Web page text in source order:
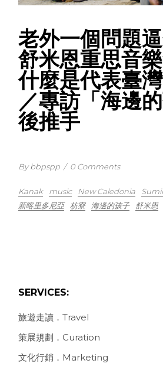
老外一個問題
舒米恩重思音
什麼是代表臺
／專訪「海邊
後推手
By bbpspp / 0 Comments
Kanak music New Caledonia
新喀里多尼亞
枋寮 海邊的孩子 舒米恩
SERVICES:
旅遊走讀．Travel
策展規劃．Curation
文化行銷．Marketing